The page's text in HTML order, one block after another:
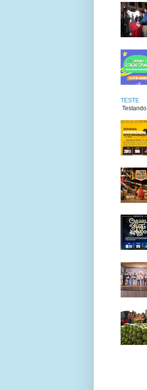
TESTE
Testando